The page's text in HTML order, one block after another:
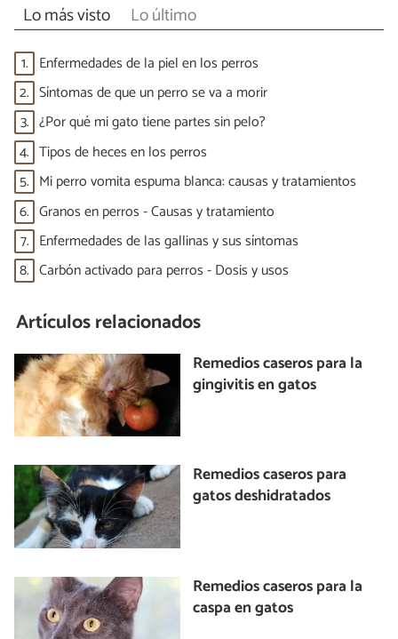
Lo más visto Lo último
1. Enfermedades de la piel en los perros
2. Síntomas de que un perro se va a morir
3. ¿Por qué mi gato tiene partes sin pelo?
4. Tipos de heces en los perros
5. Mi perro vomita espuma blanca: causas y tratamientos
6. Granos en perros - Causas y tratamiento
7. Enfermedades de las gallinas y sus síntomas
8. Carbón activado para perros - Dosis y usos
Artículos relacionados
Remedios caseros para la
gingivitis en gatos
Remedios caseros para
gatos deshidratados
Remedios caseros para la
caspa en gatos